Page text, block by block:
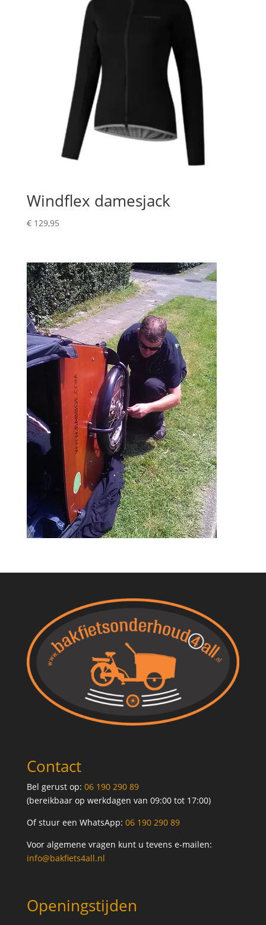
Windflex damesjack
€129,95
Contact
Bel gerust op: 06 190 290 89
(bereikbaar op werkdagen van 09:00 tot 17:00)
Of stuur een WhatsApp: 06 190 290 89
Voor algemene vragen kunt u tevens e-mailen:
info@bakfiets4all.nl
Openingstijden